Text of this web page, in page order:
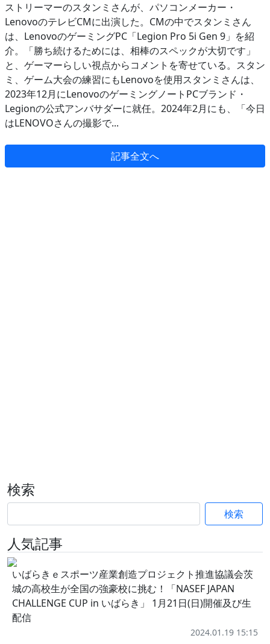
ストリーマーのスタンミさんが、パソコンメーカー・
LenovoのテレビCMに出演した。CMの中でスタンミさん
は、LenovoのゲーミングPC「Legion Pro 5i Gen 9」を紹
介。「勝ち続けるためには、相棒のスペックが大切です」
と、ゲーマーらしい視点からコメントを寄せている。スタン
ミ、ゲーム大会の練習にもLenovoを使用スタンミさんは、
2023年12月にLenovoのゲーミングノートPCブランド・
Legionの公式アンバサダーに就任。2024年2月にも、「今日
はLENOVOさんの撮影で...
記事全文へ
検索
検索
人気記事
いばらきｅスポーツ産業創造プロジェクト推進協議会茨
城の高校生が全国の強豪校に挑む！「NASEF JAPAN
CHALLENGE CUP in いばらき」 1月21日(日)開催及び生
配信
2024.01.19 15:15